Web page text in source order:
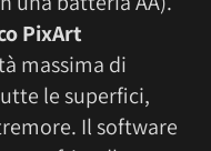
PixArt
massima di
le superfici,
Il software